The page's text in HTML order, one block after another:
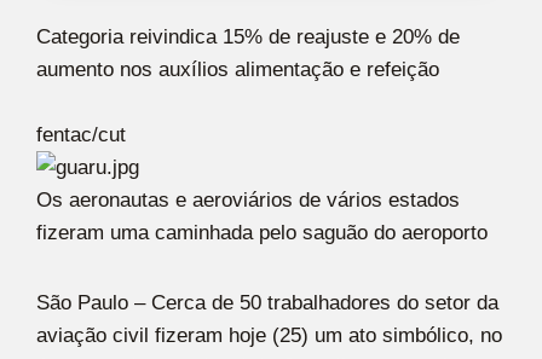
Categoria reivindica 15% de reajuste e 20% de
aumento nos auxílios alimentação e refeição
fentac/cut
Os aeronautas e aeroviários de vários estados
fizeram uma caminhada pelo saguão do aeroporto
São Paulo – Cerca de 50 trabalhadores do setor da
aviação civil fizeram hoje (25) um ato simbólico, no